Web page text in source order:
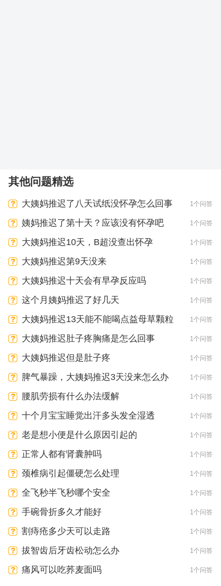
其他问题精选
大姨妈推迟了八天试纸没怀孕怎么回事 1个问答
姨妈推迟了第十天？应该没有怀孕吧 1个问答
大姨妈推迟10天，B超没查出怀孕 1个问答
大姨妈推迟第9天没来 1个问答
大姨妈推迟十天会有早孕反应吗 1个问答
这个月姨妈推迟了好几天 1个问答
大姨妈推迟13天能不能喝点益母草颗粒 1个问答
大姨妈推迟肚子疼胸痛是怎么回事 1个问答
大姨妈推迟但是肚子疼 1个问答
脾气暴躁，大姨妈推迟3天没来怎么办 1个问答
腰肌劳损有什么办法缓解 1个问答
十个月宝宝睡觉出汗多头发全湿透 1个问答
老是想小便是什么原因引起的 1个问答
正常人都有肾囊肿吗 1个问答
颈椎病引起僵硬怎么处理 1个问答
全飞秒半飞秒哪个安全 1个问答
手碗骨折多久才能好 1个问答
割痔疮多少天可以走路 1个问答
拔智齿后牙齿松动怎么办 1个问答
痛风可以吃荞麦面吗 1个问答